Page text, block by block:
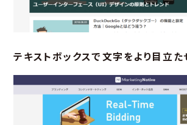
テキストボックスで文字をより目立た